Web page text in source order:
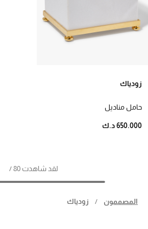
حامل مناديل
زودياك
650.000 د.ك
لقد شاهدت 80 /
المصممون / زودياك